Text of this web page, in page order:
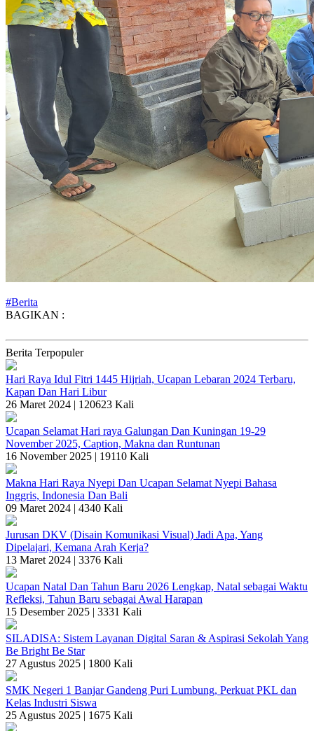
#Berita
BAGIKAN :
Berita Terpopuler
Hari Raya Idul Fitri 1445 Hijriah, Ucapan Lebaran 2024 Terbaru,
Kapan Dan Hari Libur
26 Maret 2024 | 120623 Kali
Ucapan Selamat Hari raya Galungan Dan Kuningan 19-29
November 2025, Caption, Makna dan Runtunan
16 November 2025 | 19110 Kali
Makna Hari Raya Nyepi Dan Ucapan Selamat Nyepi Bahasa
Inggris, Indonesia Dan Bali
09 Maret 2024 | 4340 Kali
Jurusan DKV (Disain Komunikasi Visual) Jadi Apa, Yang
Dipelajari, Kemana Arah Kerja?
13 Maret 2024 | 3376 Kali
Ucapan Natal Dan Tahun Baru 2026 Lengkap, Natal sebagai Waktu
Refleksi, Tahun Baru sebagai Awal Harapan
15 Desember 2025 | 3331 Kali
SILADISA: Sistem Layanan Digital Saran & Aspirasi Sekolah Yang
Be Bright Be Star
27 Agustus 2025 | 1800 Kali
SMK Negeri 1 Banjar Gandeng Puri Lumbung, Perkuat PKL dan
Kelas Industri Siswa
25 Agustus 2025 | 1675 Kali